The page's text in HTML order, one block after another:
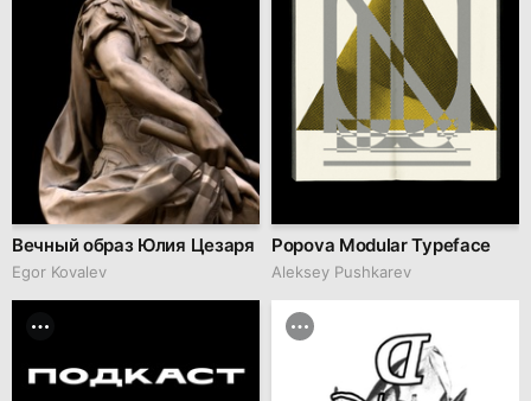
Вечный образ Юлия Цезаря
Egor Kovalev
Popova Modular Typeface
Aleksey Pushkarev